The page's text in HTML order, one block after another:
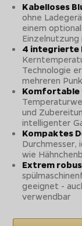
Kabelloses
ohne
einem
4 integrierte
Technologie
mehreren
Komfortable
und
intelligenter
Kompaktes
Durchmesser,
wie
Extrem
geeignet -
verwendbar